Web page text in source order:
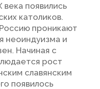
века появились
католиков.
проникают
неоиндуизма и
Начиная с
рост
славянским
появилось